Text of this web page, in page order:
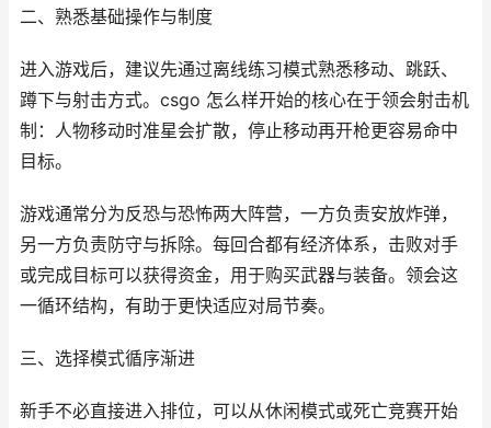
二、熟悉基础操作与制度
进入游戏后，建议先通过离线练习模式熟悉移动、跳跃、
蹲下与射击方式。csgo 怎么样开始的核心在于领会射击机
制：人物移动时准星会扩散，停止移动再开枪更容易命中
目标。
游戏通常分为反恐与恐怖两大阵营，一方负责安放炸弹，
另一方负责防守与拆除。每回合都有经济体系，击败对手
或完成目标可以获得资金，用于购买武器与装备。领会这
一循环结构，有助于更快适应对局节奏。
三、选择模式循序渐进
新手不必直接进入排位，可以从休闲模式或死亡竞赛开始